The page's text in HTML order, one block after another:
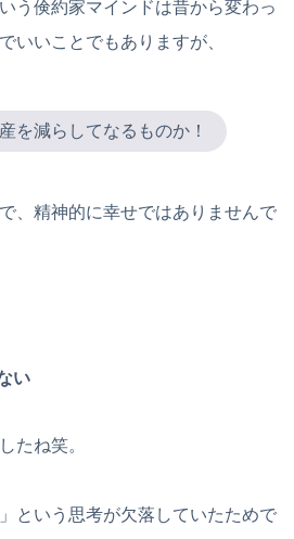
う倹約家マインドは昔から変わっ
いいことでもありますが、
を減らしてなるものか！
、精神的に幸せではありませんで
い
たね笑。
」という思考が欠落していたためで